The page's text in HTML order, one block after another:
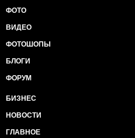
ФОТО
ВИДЕО
ФОТОШОПЫ
БЛОГИ
ФОРУМ
БИЗНЕС
НОВОСТИ
ГЛАВНОЕ